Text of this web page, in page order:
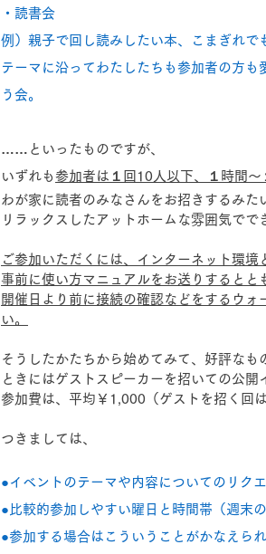
・読書会
例）親子で回し読みしたい本、こまぎれ
テーマに沿ってわたしたちも参加者の方
う会。
……といったものですが、
いずれも 参加者は１回10人以下、１時間〜
わが家に読者のみなさんをお招きするみた
リラックスしたアットホームな雰囲気でで
ご参加いただくには、インターネット環
事前に使い方マニュアルをお送りすると
開催日より前に接続の確認などをするウ
い。
そうしたかたちから始めてみて、好評なも
ときにはゲストスピーカーを招いての公開
参加費は、平均￥1,000（ゲストを招く回
つきましては、
●イベントのテーマや内容についてのリク
●比較的参加しやすい曜日と時間帯（週末
●参加する場合はこういうことがかなえら